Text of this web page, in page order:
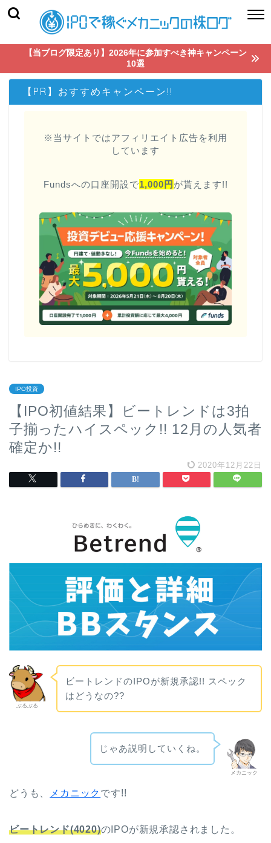
【当ブログ限定あり】2026年に参加すべき神キャンペーン
10選
【PR】おすすめキャンペーン!!
※当サイトではアフィリエイト広告を利用
しています
Fundsへの口座開設で1,000円 が貰えます!!
IPO投資
【IPO初値結果】ビートレンドは3拍
子揃ったハイスペック!! 12月の人気者
確定か!!
2020年12月22日
ぶるぶる
ビートレンドのIPOが新規承認!! スペック
はどうなの??
メカニック
じゃあ説明していくね。
ど うも、 メカニック です!!
ビートレンド(4020)のIPOが新規承認されました。